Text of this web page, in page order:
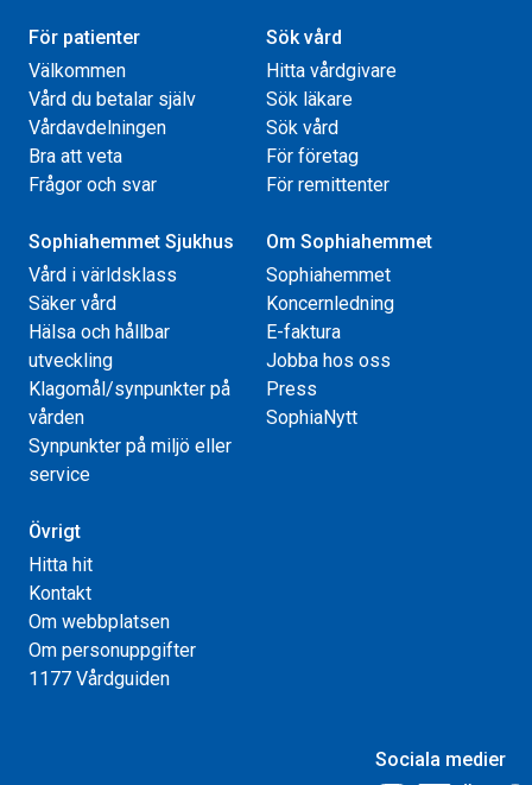
För patienter
Välkommen
Vård du betalar själv
Vårdavdelningen
Bra att veta
Frågor och svar
Sök vård
Hitta vårdgivare
Sök läkare
Sök vård
För företag
För remittenter
Sophiahemmet Sjukhus
Vård i världsklass
Säker vård
Hälsa och hållbar
utveckling
Klagomål/synpunkter på
vården
Synpunkter på miljö eller
service
Om Sophiahemmet
Sophiahemmet
Koncernledning
E-faktura
Jobba hos oss
Press
SophiaNytt
Övrigt
Hitta hit
Kontakt
Om webbplatsen
Om personuppgifter
1177 Vårdguiden
Sociala medier